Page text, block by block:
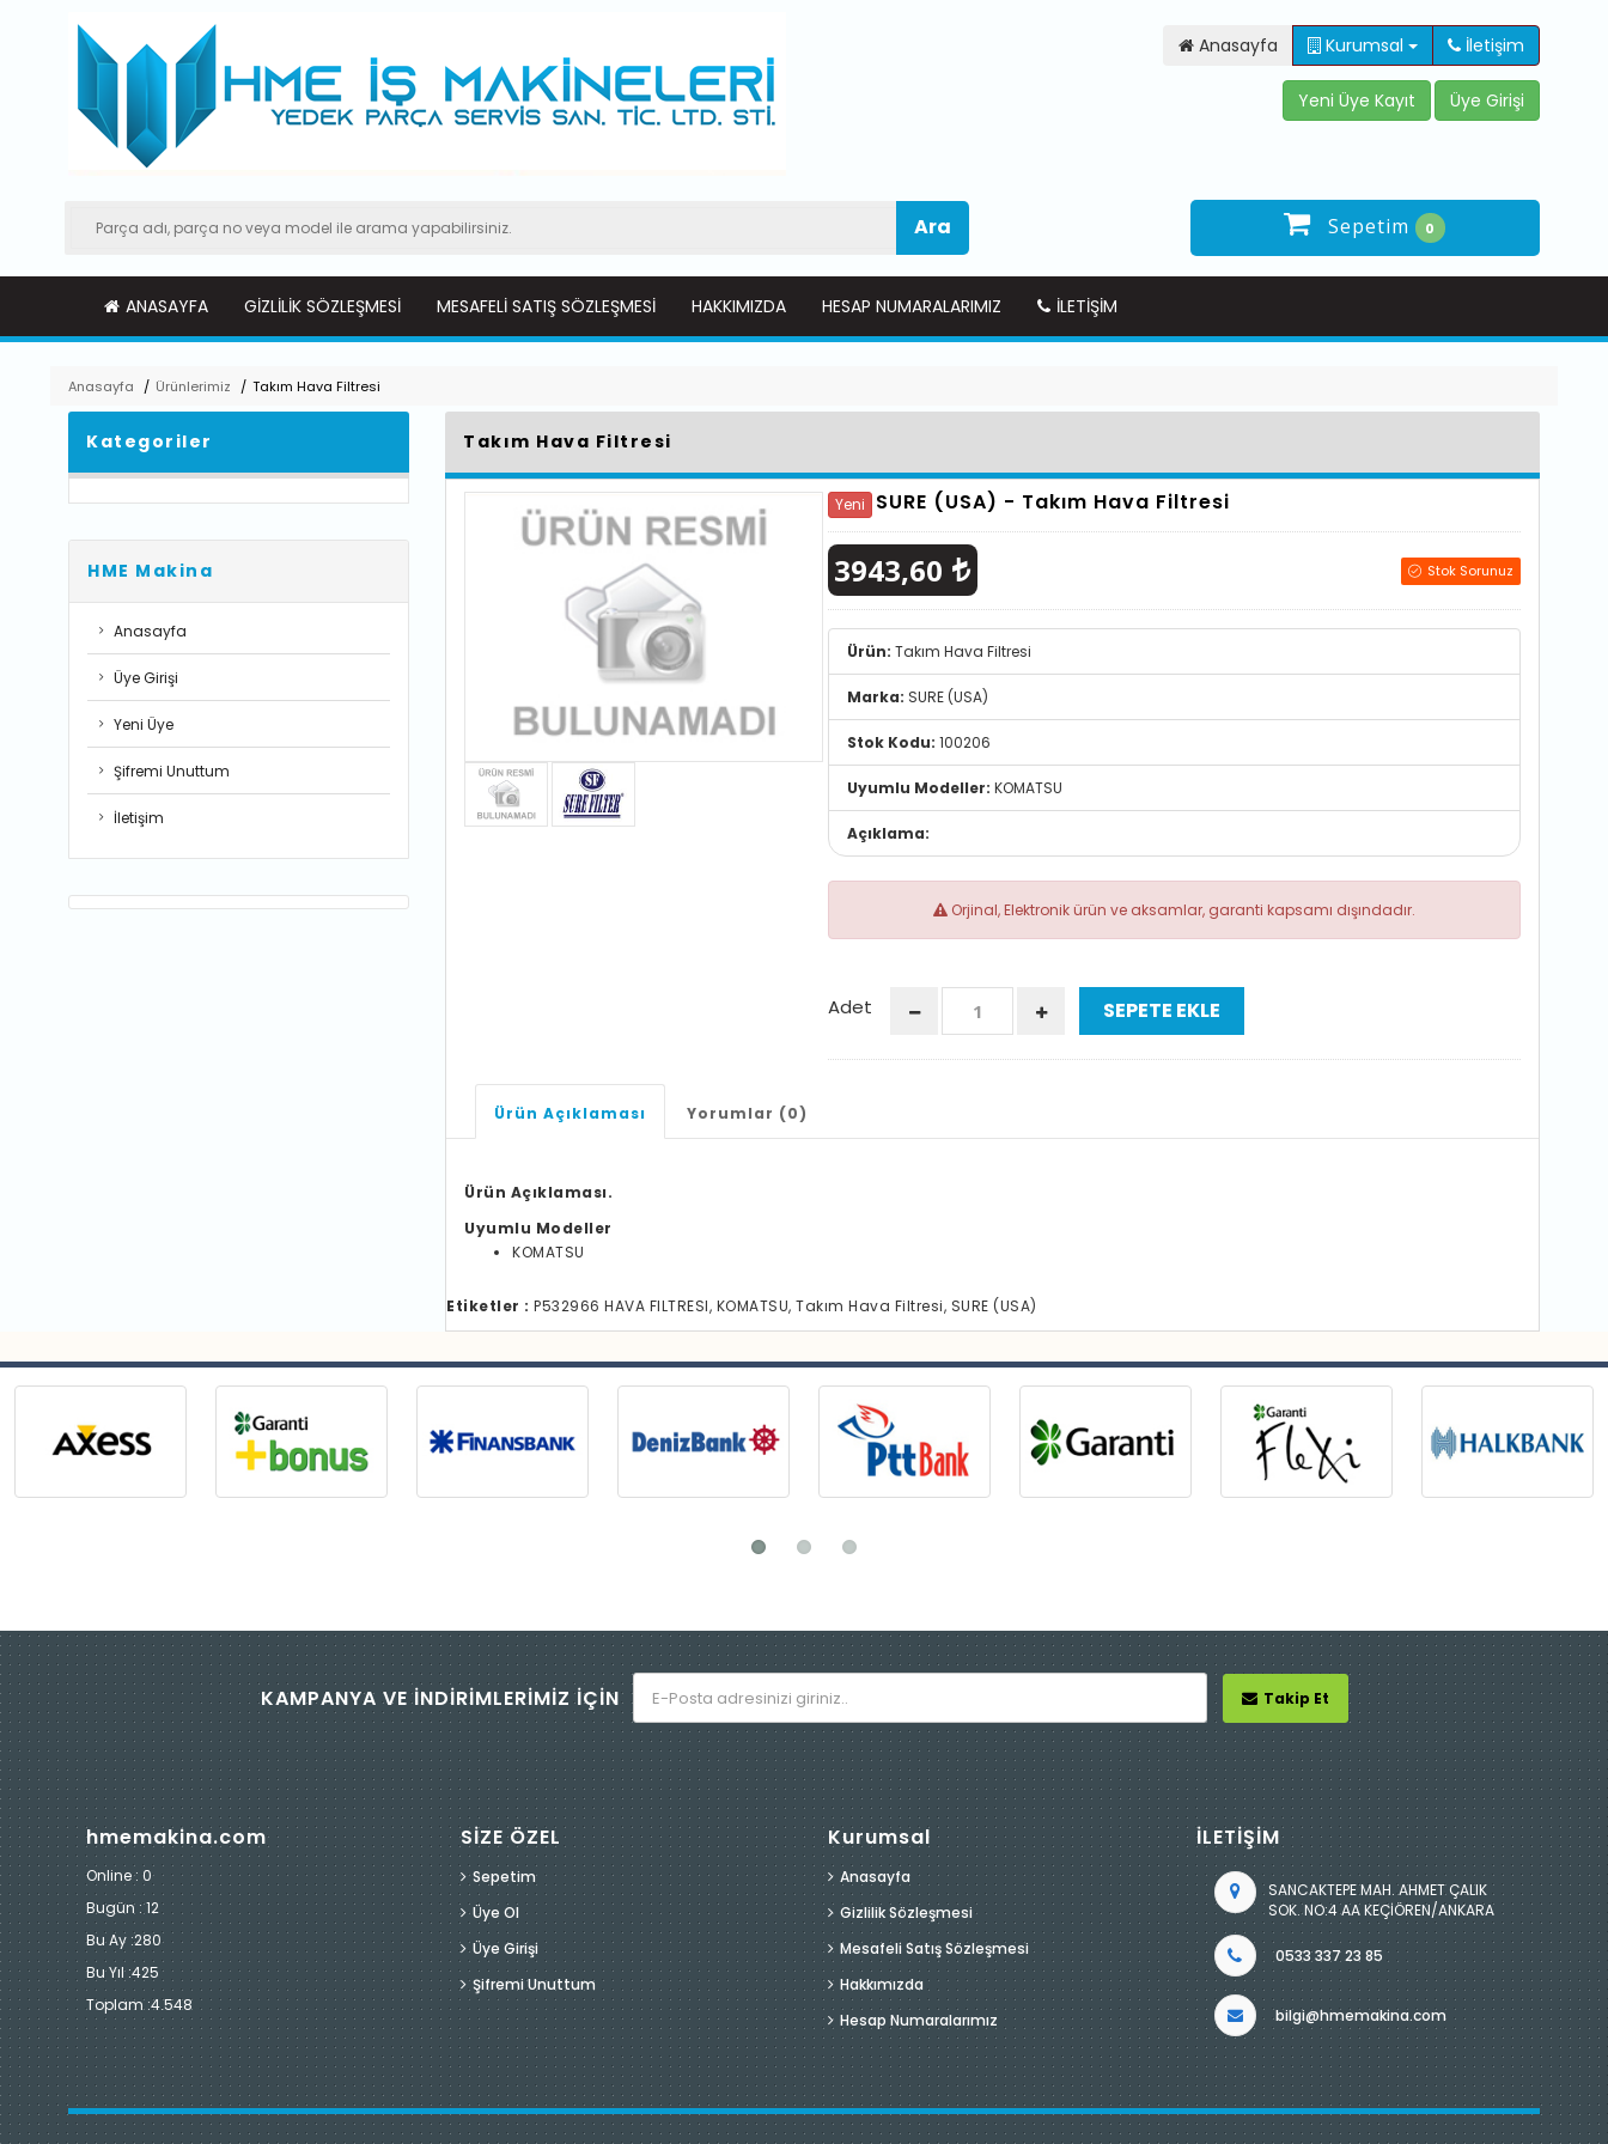
Anasayfa Kurumsal İletişim
Ara Sepetim 0
ANASAYFA GIZLILIK SÖZLEŞMESI MESAFELI SATIŞ SÖZLEŞMESI HAKKIMIZDA HESAP NUMARALARIMIZ İLETIŞIM
Anasayfa / Ürünlerimiz / Takım Hava Filtresi
Kategoriler
HME Makina
Anasayfa
Üye Girişi
Yeni Üye
Şifremi Unuttum
İletişim
Takım Hava Filtresi
Yeni SURE (USA) - Takım Hava Filtresi
3943,60 Stok Sorunuz
Ürün: Takım Hava Filtresi
Marka: SURE (USA)
Stok Kodu: 100206
Uyumlu Modeller: KOMATSU
Açıklama:
Orjinal, Elektronik ürün ve aksamlar, garanti kapsamı dışındadır.
Adet SEPETE EKLE
Ürün Açıklaması Yorumlar (0)
Ürün Açıklaması.
Uyumlu Modeller
KOMATSU
Etiketler : P532966 HAVA FILTRESI, KOMATSU, Takım Hava Filtresi, SURE (USA)
KAMPANYA VE İNDİRİMLERİMİZ İÇİN Takip Et
hmemakina.com
Online : 0
Bugün :12
Bu Ay :280
Bu Yıl :425
Toplam :4.548
SİZE ÖZEL
Sepetim
Üye Ol
Üye Girişi
Şifremi Unuttum
Kurumsal
Anasayfa
Gizlilik Sözleşmesi
Mesafeli Satış Sözleşmesi
Hakkımızda
Hesap Numaralarımız
İLETİŞİM
SANCAKTEPE MAH. AHMET ÇALIK
SOK. NO:4 AA KEÇİÖREN/ANKARA
0533 337 23 85
bilgi@hmemakina.com